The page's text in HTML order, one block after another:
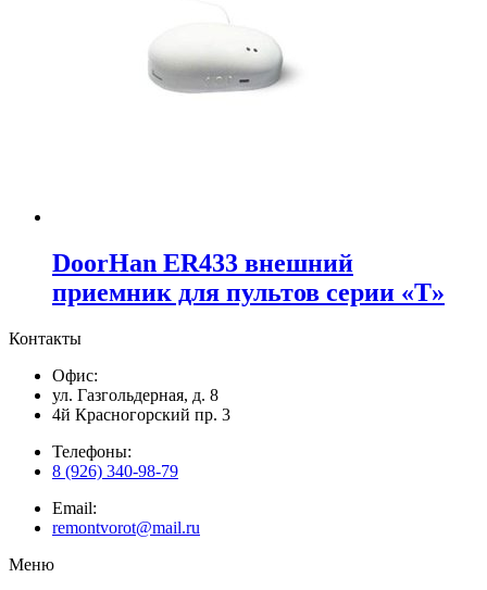
DoorHan ER433 внешний
приемник для пультов серии «T»
Контакты
Офис:
ул. Газгольдерная, д. 8
4й Красногорский пр. 3
Телефоны:
8 (926) 340-98-79
Email:
remontvorot@mail.ru
Меню